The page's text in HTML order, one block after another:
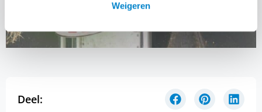
Weigeren
Deel: